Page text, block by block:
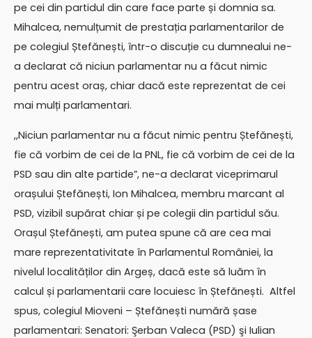
pe cei din partidul din care face parte și domnia sa.
Mihalcea, nemulțumit de prestația parlamentarilor de
pe colegiul Ștefănești, într-o discuție cu dumnealui ne-
a declarat că niciun parlamentar nu a făcut nimic
pentru acest oraș, chiar dacă este reprezentat de cei
mai mulți parlamentari.
,,Niciun parlamentar nu a făcut nimic pentru Ștefănești,
fie că vorbim de cei de la PNL, fie că vorbim de cei de la
PSD sau din alte partide”, ne-a declarat viceprimarul
orașului Ștefănești, Ion Mihalcea, membru marcant al
PSD, vizibil supărat chiar și pe colegii din partidul său.
Orașul Ștefănești, am putea spune că are cea mai
mare reprezentativitate în Parlamentul României, la
nivelul localităților din Argeș, dacă este să luăm în
calcul și parlamentarii care locuiesc în Ștefănești. Altfel
spus, colegiul Mioveni – Ștefănești numără șase
parlamentari: Senatori: Şerban Valeca (PSD) şi Iulian